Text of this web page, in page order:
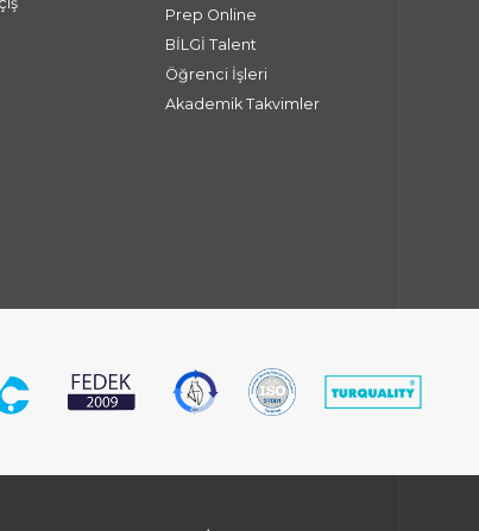
Prep Online
BİLGİ Talent
Öğrenci İşleri
Akademik Takvimler